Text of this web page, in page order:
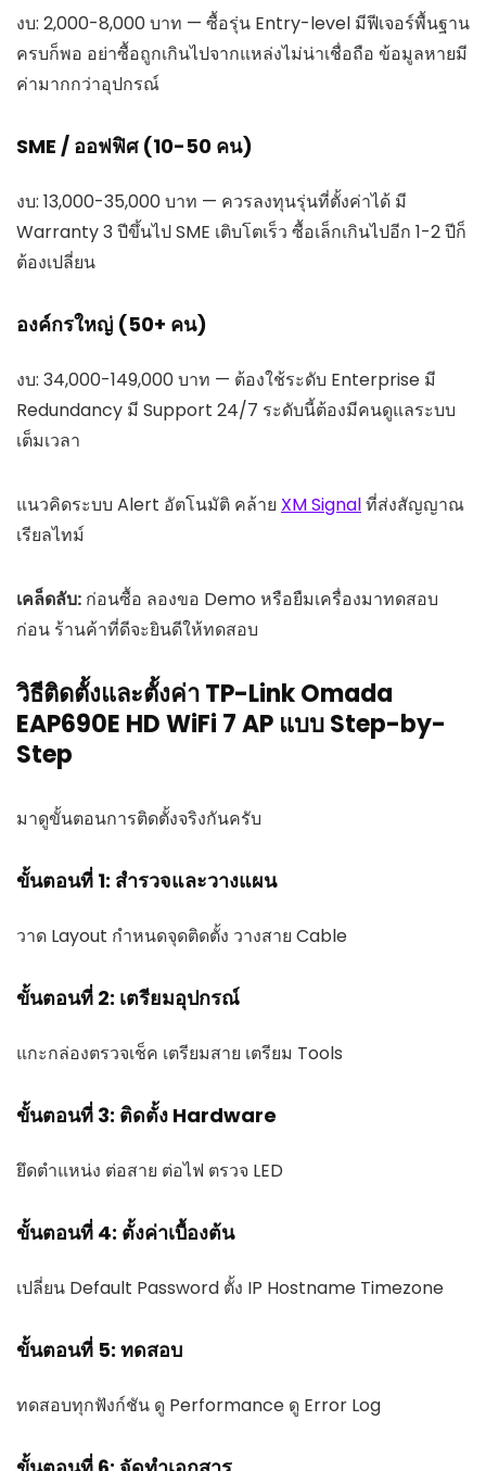
งบ: 2,000-8,000 บาท — ซื้อรุ่น Entry-level มีฟีเจอร์พื้นฐาน
ครบก็พอ อย่าซื้อถูกเกินไปจากแหล่งไม่น่าเชื่อถือ ข้อมูลหายมี
ค่ามากกว่าอุปกรณ์
SME / ออฟฟิศ (10-50 คน)
งบ: 13,000-35,000 บาท — ควรลงทุนรุ่นที่ตั้งค่าได้ มี
Warranty 3 ปีขึ้นไป SME เติบโตเร็ว ซื้อเล็กเกินไปอีก 1-2 ปีก็
ต้องเปลี่ยน
องค์กรใหญ่ (50+ คน)
งบ: 34,000-149,000 บาท — ต้องใช้ระดับ Enterprise มี
Redundancy มี Support 24/7 ระดับนี้ต้องมีคนดูแลระบบ
เต็มเวลา
แนวคิดระบบ Alert อัตโนมัติ คล้าย XM Signalที่ส่งสัญญาณ
เรียลไทม์
เคล็ดลับ: ก่อนซื้อ ลองขอ Demo หรือยืมเครื่องมาทดสอบ
ก่อน ร้านค้าที่ดีจะยินดีให้ทดสอบ
วิธีติดตั้งและตั้งค่า TP-Link Omada
EAP690E HD WiFi 7 AP แบบ Step-by-
Step
มาดูขั้นตอนการติดตั้งจริงกันครับ
ขั้นตอนที่ 1: สำรวจและวางแผน
วาด Layout กำหนดจุดติดตั้ง วางสาย Cable
ขั้นตอนที่ 2: เตรียมอุปกรณ์
แกะกล่องตรวจเช็ค เตรียมสาย เตรียม Tools
ขั้นตอนที่ 3: ติดตั้ง Hardware
ยึดตำแหน่ง ต่อสาย ต่อไฟ ตรวจ LED
ขั้นตอนที่ 4: ตั้งค่าเบื้องต้น
เปลี่ยน Default Password ตั้ง IP Hostname Timezone
ขั้นตอนที่ 5: ทดสอบ
ทดสอบทุกฟังก์ชัน ดู Performance ดู Error Log